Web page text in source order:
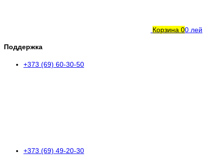
Корзина 00 лей
Поддержка
+373 (69) 60-30-50
+373 (69) 49-20-30